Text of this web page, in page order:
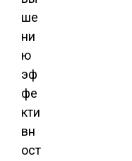
ше
ни
ю
эф
фе
кти
вн
ост